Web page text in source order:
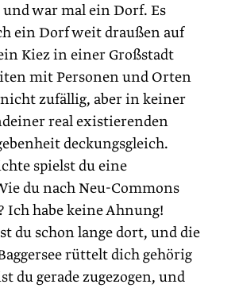
war mal ein Dorf. Es
ein Dorf weit draußen auf
Kiez in einer Großstadt
mit Personen und Orten
zufällig, aber in keiner
real existierenden
deckungsgleich.
spielst du eine
du nach Neu-Commons
Ich habe keine Ahnung!
du schon lange dort, und die
rüttelt dich gehörig
du gerade zugezogen, und